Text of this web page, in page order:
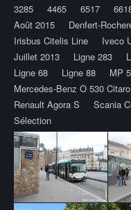
3285
4465 6517
Août 2015
Denfert-
Irisbus Citelis Line
Iveco
Juillet 2013
Ligne 283
Ligne 68
Ligne 88 MP
Mercedes-Benz O 530
Renault Agora S
Scania
Sélection